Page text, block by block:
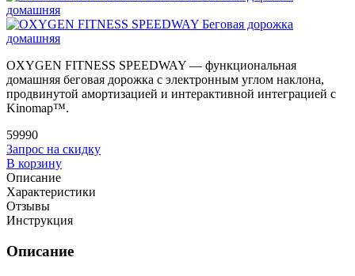
OXYGEN FITNESS SPEEDWAY — функциональная
домашняя беговая дорожка с электронным углом наклона,
продвинутой амортизацией и интерактивной интеграцией с
Kinomap™.
59990
Запрос на скидку
В корзину
Описание
Характеристики
Отзывы
Инструкция
Описание